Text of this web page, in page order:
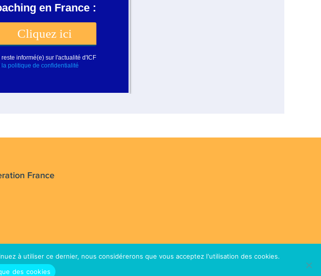
France
France et dans le monde.
à utiliser ce dernier, nous considérerons que vous acceptez l'utilisation des cookies.
des cookies